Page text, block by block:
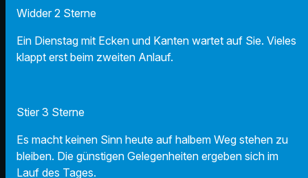
Widder 2 Sterne
Ein Dienstag mit Ecken und Kanten wartet auf Sie. Vieles
klappt erst beim zweiten Anlauf.
Stier 3 Sterne
Es macht keinen Sinn heute auf halbem Weg stehen zu
bleiben. Die günstigen Gelegenheiten ergeben sich im
Lauf des Tages.